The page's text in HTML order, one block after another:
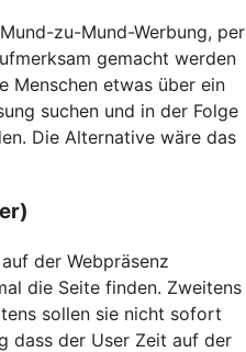
zu-Mund-Werbung, per
gemacht werden
Menschen etwas über ein
suchen und in der Folge
Die Alternative wäre das
der Webpräsenz
die Seite finden. Zweitens
sollen sie nicht sofort
dass der User Zeit auf der